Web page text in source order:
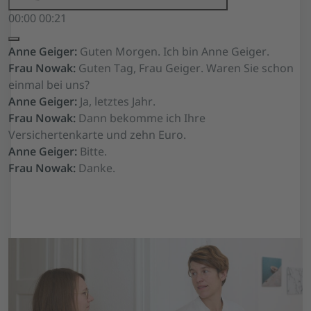
00:00 00:21
Anne Geiger: Guten Morgen. Ich bin Anne Geiger.
Frau Nowak: Guten Tag, Frau Geiger. Waren Sie schon
einmal bei uns?
Anne Geiger: Ja, letztes Jahr.
Frau Nowak: Dann bekomme ich Ihre
Versichertenkarte und zehn Euro.
Anne Geiger: Bitte.
Frau Nowak: Danke.